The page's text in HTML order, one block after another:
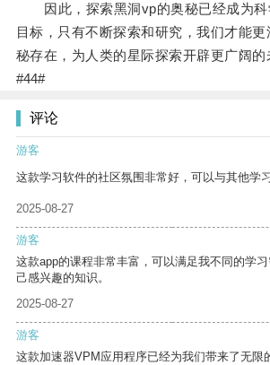
因此，探索黑洞vp的奥秘已经成为科
目标，只有不断探索和研究，我们才能
秘存在，为人类的星际探索开辟更广阔的
#44#
评论
游客
这款学习软件的社区氛围非常好，可以与其他学
2025-08-27
游客
这款app的课程非常丰富，可以满足我不同的学
己感兴趣的知识。
2025-08-27
游客
这款加速器VPM应用程序已经为我们带来了无限